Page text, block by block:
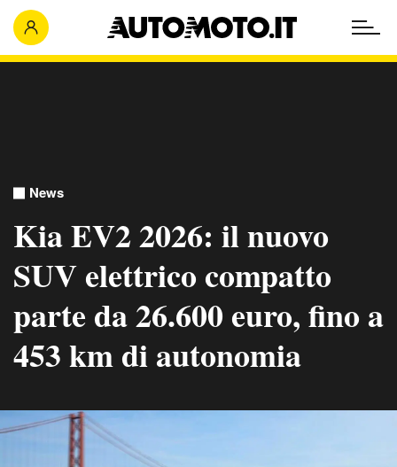
News
Kia EV2 2026: il nuovo
SUV elettrico compatto
parte da 26.600 euro, fino a
453 km di autonomia